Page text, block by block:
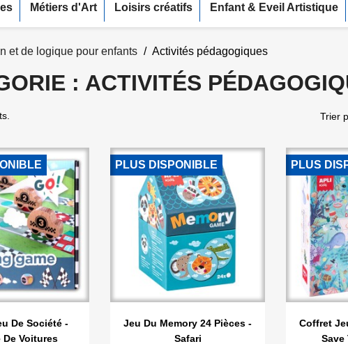
Métiers d'Art Loisirs créatifs Enfant & Eveil Artistique
et de logique pour enfants Activités pédagogiques
: ACTIVITÉS
Trier
rapide
De Société -
De Voitures
 Aperçu rapide
Jeu Du Memory 24 Pièces -
Safari
PLUS DISPONIBLE

Coffret
Save
PLUS